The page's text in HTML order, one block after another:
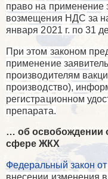
право на применение
возмещения НДС за
января 2021 г. по 31
При этом законом
применение
производителям
производство),
регистрационном
препарата.
… об освобождении
сфере ЖКХ
Федеральный закон